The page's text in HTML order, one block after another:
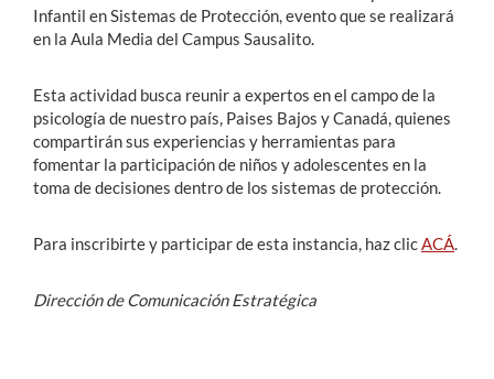
Infantil en Sistemas de Protección, evento que se realizará
en la Aula Media del Campus Sausalito.
Esta actividad busca reunir a expertos en el campo de la
psicología de nuestro país, Paises Bajos y Canadá, quienes
compartirán sus experiencias y herramientas para
fomentar la participación de niños y adolescentes en la
toma de decisiones dentro de los sistemas de protección.
Para inscribirte y participar de esta instancia, haz clic ACÁ
Dirección de Comunicación Estratégica